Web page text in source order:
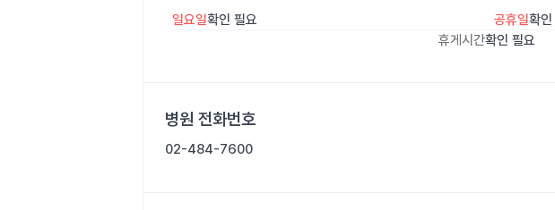
일요일확인 필요 공휴일확
휴게시간확인 필요
병원 전화번호
02-484-7600